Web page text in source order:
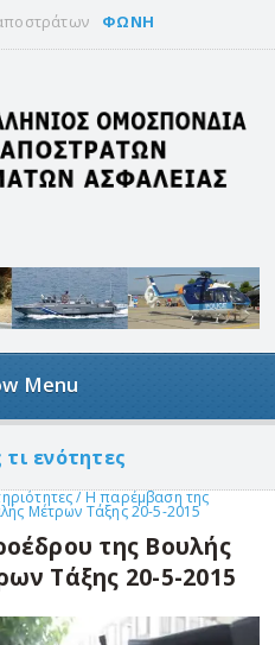
ΦΩΝΗ
Menu
ενότητες
/ Η παρέμβαση της
Μέτρων Τάξης 20-5-2015
της Βουλής
Τάξης 20-5-2015